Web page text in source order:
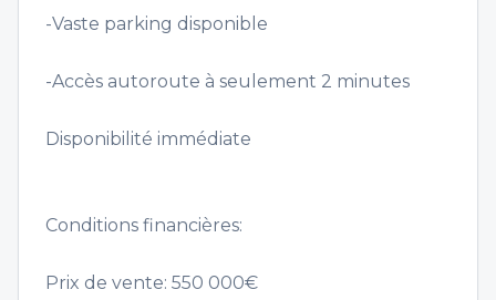
-Vaste parking disponible
-Accès autoroute à seulement 2 minutes
Disponibilité immédiate
Conditions financières:
Prix de vente: 550 000€